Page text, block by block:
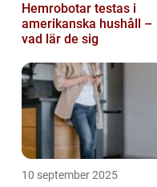
Hemrobotar testas i
amerikanska hushåll –
vad lär de sig
10 september 2025